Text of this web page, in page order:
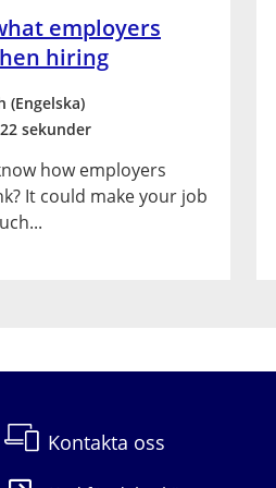
för många.
Att nätverka är
det handlade om
föräldrar eller
employers
hiring
(Engelska)
sekunder
how employers
It could make your job
Kontakta oss